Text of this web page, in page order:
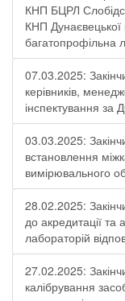
КНП БЦРЛ
КНП Дунаєвецької
багатопрофільна
07.03.2025:
керівників,
інспектування
03.03.2025:
встановлення
вимірювального
28.02.2025:
до акредитації та
лабораторій
27.02.2025:
калібрування